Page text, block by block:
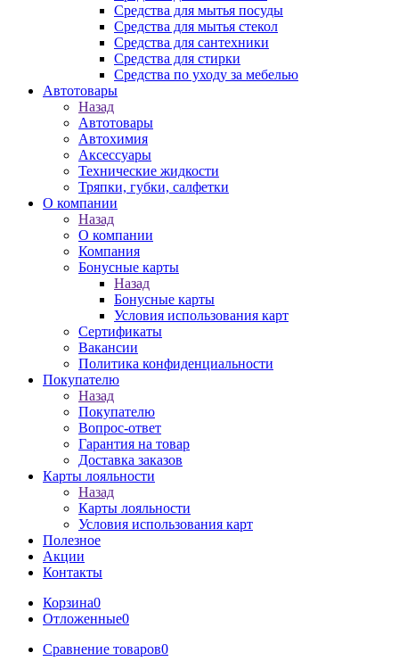
Средства для мытья посуды
Средства для мытья стекол
Средства для сантехники
Средства для стирки
Средства по уходу за мебелью
Автотовары
Назад
Автотовары
Автохимия
Аксессуары
Технические жидкости
Тряпки, губки, салфетки
О компании
Назад
О компании
Компания
Бонусные карты
Назад
Бонусные карты
Условия использования карт
Сертификаты
Вакансии
Политика конфиденциальности
Покупателю
Назад
Покупателю
Вопрос-ответ
Гарантия на товар
Доставка заказов
Карты лояльности
Назад
Карты лояльности
Условия использования карт
Полезное
Акции
Контакты
Корзина0
Отложенные0
Сравнение товаров0